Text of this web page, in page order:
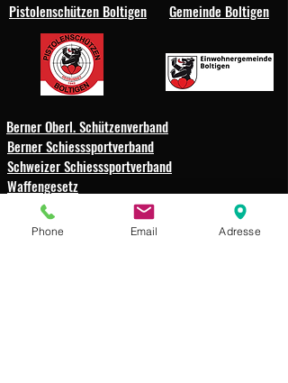
Pistolenschützen Boltigen Gemeinde Boltigen
Berner Oberl. Schützenverband
Berner Schiesssportverband
Schweizer Schiesssportverband
Waffengesetz
Schützengesellschaft
Phone Email Adresse